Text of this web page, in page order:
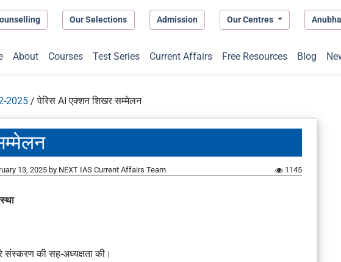
Our Selections Admission Our Centres
About Courses Test Series Current Affairs Free Resources Blog
2025 /पेरिस AI एक्शन शिखर सम्मेलन
13, 2025 by NEXT IAS Current Affairs Team 1145
संस्करण की सह-अध्यक्षता की।